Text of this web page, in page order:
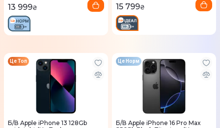
13 999₴ 15 799₴
Б/В Apple iPhone 13 128Gb
Це Топ
Б/В Apple iPhone 16 Pro Max
Це Норм